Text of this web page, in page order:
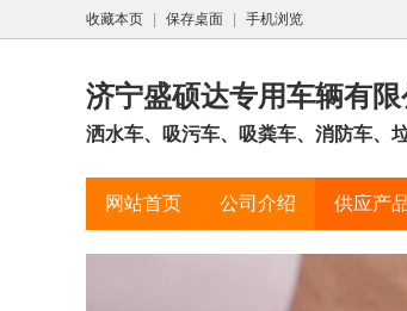
收藏本页 保存桌面 手机浏览
济宁盛硕达专用车辆有限
洒水车、吸污车、吸粪车、消防车、
网站首页 公司介绍 供应产